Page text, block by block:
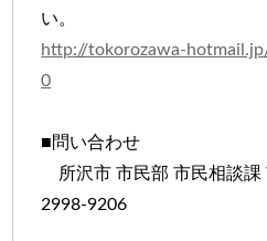
い。
http://tokorozawa-
0
■問い合わせ
所沢市 市民部 市民相談課
2998-9206